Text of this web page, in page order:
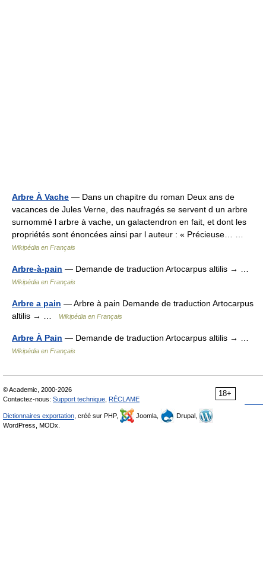
Arbre À Vache — Dans un chapitre du roman Deux ans de
vacances de Jules Verne, des naufragés se servent d un arbre
surnommé l arbre à vache, un galactendron en fait, et dont les
propriétés sont énoncées ainsi par l auteur : « Précieuse… …
Wikipédia en Français
Arbre-à-pain — Demande de traduction Artocarpus altilis → …
Wikipédia en Français
Arbre a pain — Arbre à pain Demande de traduction Artocarpus
altilis → …
Wikipédia en Français
Arbre À Pain — Demande de traduction Artocarpus altilis → …
Wikipédia en Français
18+
© Academic, 2000-2026
Contactez-nous: Support technique RÉCLAME
Dictionnaires exportation , créé sur PHP, Joomla,
Drupal,
WordPress, MODx.